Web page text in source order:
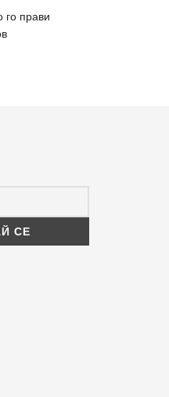
го прави